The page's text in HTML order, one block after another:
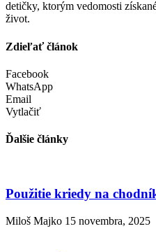
detičky, ktorým vedomosti
život.
Zdieľať článok
Facebook
WhatsApp
Email
Vytlačiť
Ďalšie články
Použitie kriedy na
Miloš Majko 15 novembra, 2025